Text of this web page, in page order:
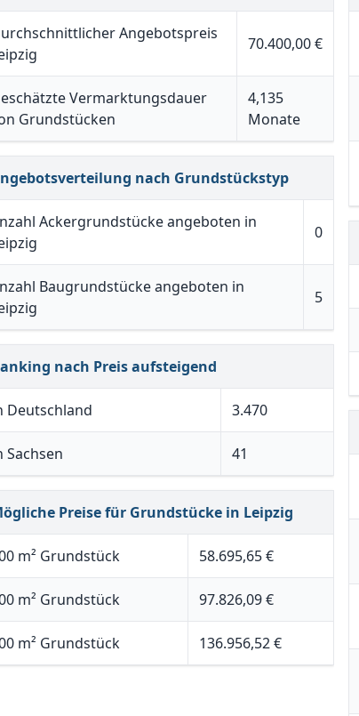
Angebotspreis
70.400,00 €
Vermarktungsdauer
Grundstücken
4,135
Monate
nach Grundstückstyp
Ackergrundstücke angeboten in
0
Baugrundstücke angeboten in
5
nach Preis aufsteigend
Deutschland 3.470
Sachsen 41
Preise für Grundstücke in Leipzig
m² Grundstück 58.695,65 €
m² Grundstück 97.826,09 €
m² Grundstück 136.956,52 €